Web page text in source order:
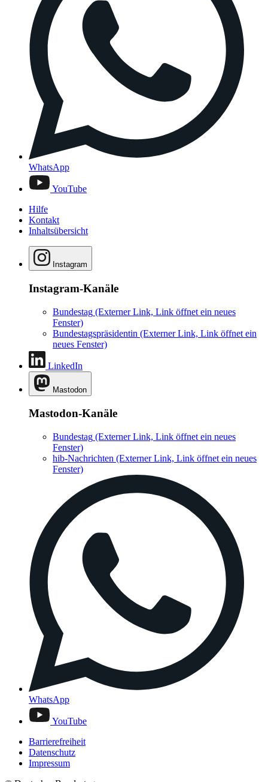
WhatsApp
YouTube
Hilfe
Kontakt
Inhaltsübersicht
Instagram
Instagram-Kanäle
Bundestag (Externer Link, Link öffnet ein neues
Fenster)
Bundestagspräsidentin (Externer Link, Link öffnet ein
neues Fenster)
LinkedIn
Mastodon
Mastodon-Kanäle
Bundestag (Externer Link, Link öffnet ein neues
Fenster)
hib-Nachrichten (Externer Link, Link öffnet ein neues
Fenster)
WhatsApp
YouTube
Barrierefreiheit
Datenschutz
Impressum